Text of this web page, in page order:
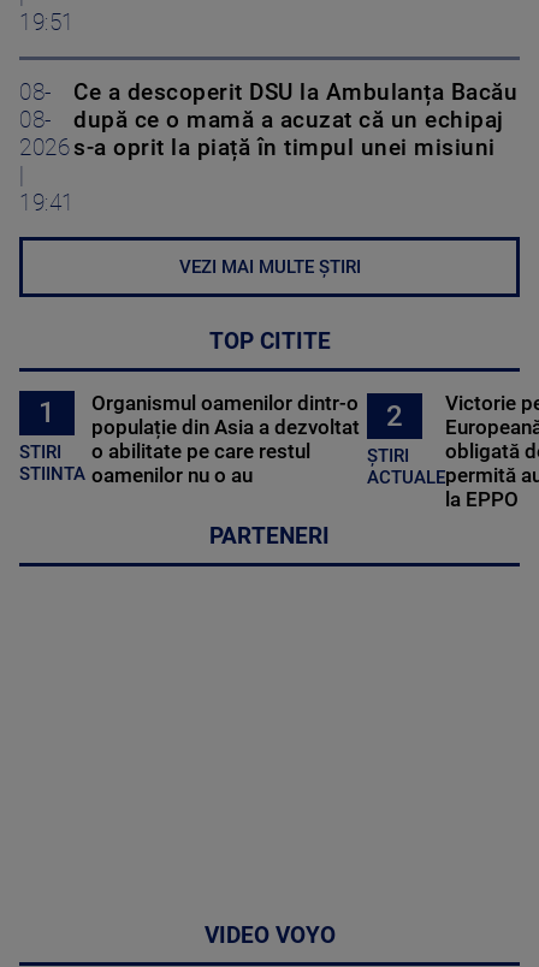
19:51
08-
08-
2026
19:41
Ce a descoperit DSU la Ambulanța Bacău
după ce o mamă a acuzat că un echipaj
s-a oprit la piață în timpul unei misiuni
VEZI MAI MULTE ȘTIRI
TOP CITITE
1
STIRI
STIINTA
Organismul oamenilor dintr-o
populație din Asia a dezvoltat
o abilitate pe care restul
oamenilor nu o au
2
ȘTIRI
ACTUALE
Victorie
obligată
permită
la EPPO
PARTENERI
VIDEO VOYO